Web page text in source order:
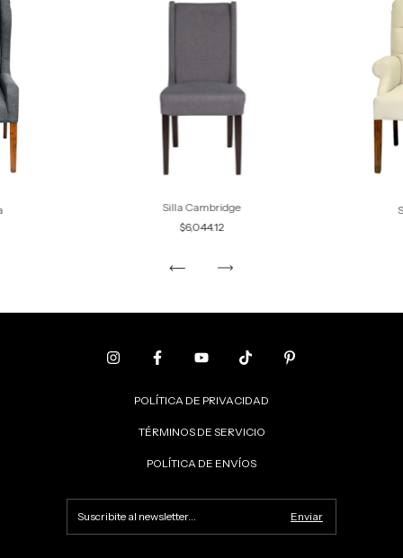
Silla Cambridge
$6,044.12
POLÍTICA DE PRIVACIDAD
TÉRMINOS DE SERVICIO
POLÍTICA DE ENVÍOS